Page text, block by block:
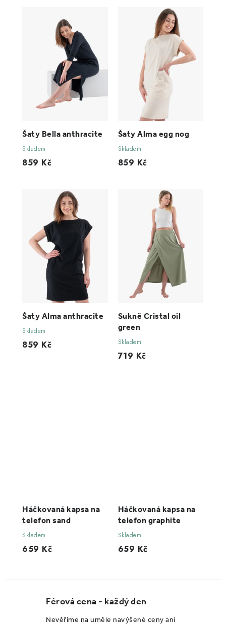
Férová cena - každý den
Nevěříme na uměle navýšené ceny ani
Šaty Bella anthracite
Skladem
859 Kč
Šaty Alma egg nog
Skladem
859 Kč
Šaty Alma anthracite
Skladem
859 Kč
Sukně Cristal oil
green
Skladem
719 Kč
Háčkovaná kapsa na
telefon sand
Skladem
659 Kč
Háčkovaná kapsa na
telefon graphite
Skladem
659 Kč